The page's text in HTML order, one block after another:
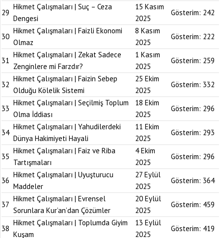
29
Hikmet Çalışmaları | Suç – Ceza
Dengesi
15 Kasım
2025
Gösterim: 242
30
Hikmet Çalışmaları | Faizli Ekonomi
Olmaz
8 Kasım
2025
Gösterim: 222
31
Hikmet Çalışmaları | Zekat Sadece
Zenginlere mi Farzdır?
1 Kasım
2025
Gösterim: 259
32
Hikmet Çalışmaları | Faizin Sebep
Olduğu Kölelik Sistemi
25 Ekim
2025
Gösterim: 332
33
Hikmet Çalışmaları | Seçilmiş Toplum
Olma İddiası
18 Ekim
2025
Gösterim: 296
34
Hikmet Çalışmaları | Yahudilerdeki
Dünya Hakimiyeti Hayali
11 Ekim
2025
Gösterim: 293
35
Hikmet Çalışmaları | Faiz ve Riba
Tartışmaları
4 Ekim
2025
Gösterim: 296
36
Hikmet Çalışmaları | Uyuşturucu
Maddeler
27 Eylül
2025
Gösterim: 364
37
Hikmet Çalışmaları | Evrensel
Sorunlara Kur’an’dan Çözümler
20 Eylül
2025
Gösterim: 459
38
Hikmet Çalışmaları | Toplumda Giyim
Kuşam
13 Eylül
2025
Gösterim: 419